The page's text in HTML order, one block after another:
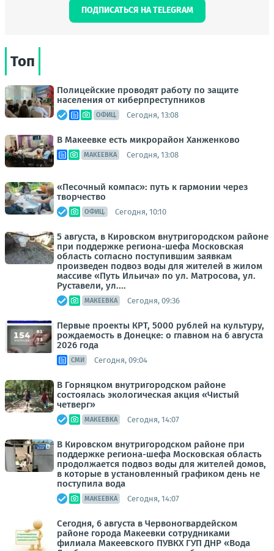
ПОДПИСАТЬСЯ НА TELEGRAM
Топ
Полицейские проводят работу по защите
населения от киберпреступников
ОФИЦ. Сегодня, 13:08
В Макеевке есть микрорайон Ханженково
МАКЕЕВКА Сегодня, 13:08
«Песочный компас»: путь к гармонии через
творчество
ОФИЦ. Сегодня, 10:10
5 августа, в Кировском внутригородском районе
при поддержке региона-шефа Московская
область согласно поступившим заявкам
произведен подвоз воды для жителей в жилом
массиве «Путь Ильича» по ул. Матросова, ул.
Руставели, ул....
МАКЕЕВКА Сегодня, 09:36
Первые проекты КРТ, 5000 рублей на культуру,
рождаемость в Донецке: о главном на 6 августа
2026 года
СМИ Сегодня, 09:04
В Горняцком внутригородском районе
состоялась экологическая акция «Чистый
четверг»
МАКЕЕВКА Сегодня, 14:07
В Кировском внутригородском районе при
поддержке региона-шефа Московская область
продолжается подвоз воды для жителей домов,
в которые в установленный графиком день не
поступила вода
МАКЕЕВКА Сегодня, 14:07
Сегодня, 6 августа в Червоногвардейском
районе города Макеевки сотрудниками
филиала Макеевского ПУВКХ ГУП ДНР «Вода